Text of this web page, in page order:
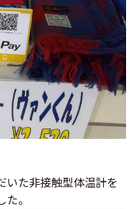
いた非接触型体温計を
。